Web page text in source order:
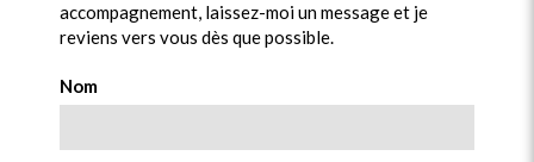
accompagnement, laissez-moi un message et je
reviens vers vous dès que possible.
Nom